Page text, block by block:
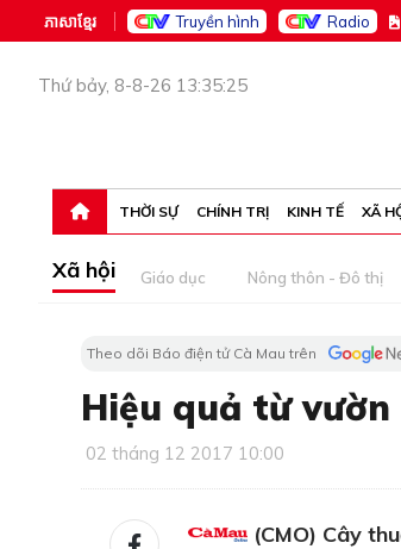
ភាសាខ្មែរ Truyền hình Radio
Thứ bảy, 8-8-26 13:35:25
THỜI SỰ CHÍNH TRỊ KINH TẾ XÃ
Xã hội Giáo dục Nông thôn - Đô thị
Theo dõi Báo điện tử Cà Mau trên
Hiệu quả từ
02 tháng 12 2017 10:00
(CMO) Cây